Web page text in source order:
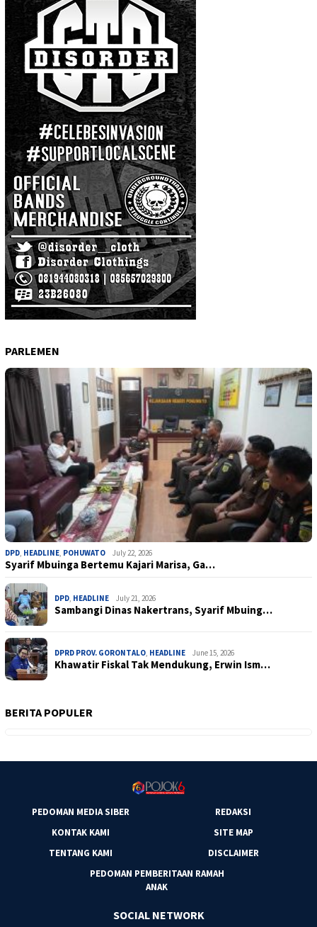
PARLEMEN
DPD HEADLINE POHUWATO July 22, 2026
Syarif Mbuinga Bertemu Kajari Marisa, Ga…
DPD HEADLINE July 21, 2026
Sambangi Dinas Nakertrans, Syarif Mbuing…
DPRD PROV. GORONTALO HEADLINE June 15, 2026
Khawatir Fiskal Tak Mendukung, Erwin Ism…
BERITA POPULER
PEDOMAN MEDIA SIBER
REDAKSI
KONTAK KAMI
SITE MAP
TENTANG KAMI
DISCLAIMER
PEDOMAN PEMBERITAAN RAMAH
ANAK
SOCIAL NETWORK